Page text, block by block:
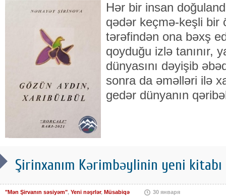
Hər bir insan
qədər keçmə-keşli bir
tərəfindən ona bəxş
qoyduğu izlə tanınır,
dünyasını dəyişib
sonra da əməlləri ilə
gedər dünyanın
Şirinxanım Kərimbəylinin yeni kitabı
"Mən Şirvanın səsiyəm", Yeni nəşrlər, Müsabiqə 30 января